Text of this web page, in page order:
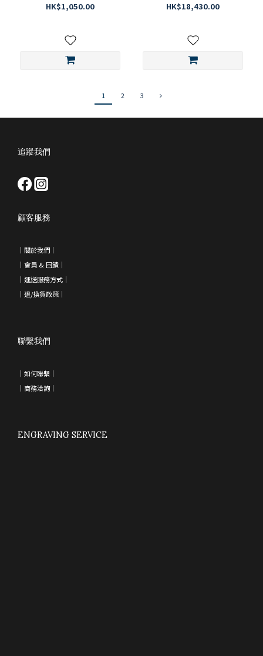
HK$1,050.00 HK$18,430.00
1 2 3
追蹤我們
顧客服務
｜ 關於我們 ｜
｜會員 & 回饋 ｜
｜運送服務方式｜
｜退/換貨政策｜
聯繫我們
｜如何聯繫｜
｜ 商務洽詢 ｜
ENGRAVING SERVICE